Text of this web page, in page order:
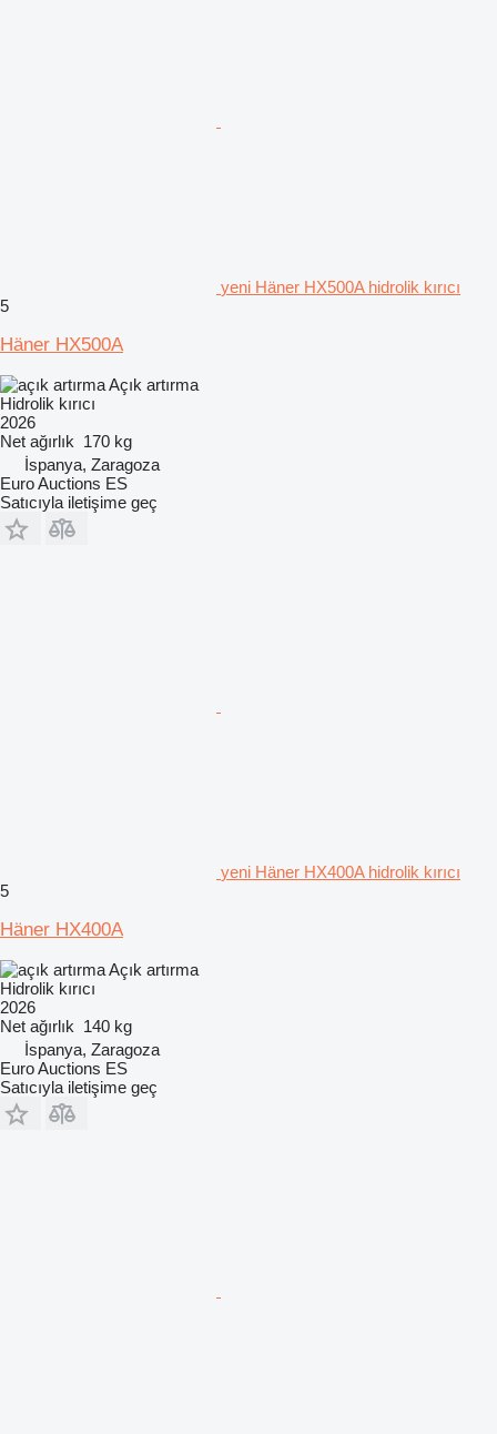
yeni Häner HX500A hidrolik kırıcı
5
Häner HX500A
Açık artırma
Hidrolik kırıcı
2026
Net ağırlık 170 kg
İspanya, Zaragoza
Euro Auctions ES
Satıcıyla iletişime geç
yeni Häner HX400A hidrolik kırıcı
5
Häner HX400A
Açık artırma
Hidrolik kırıcı
2026
Net ağırlık 140 kg
İspanya, Zaragoza
Euro Auctions ES
Satıcıyla iletişime geç